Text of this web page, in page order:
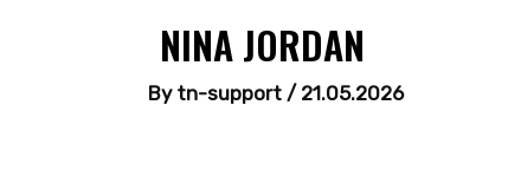
NINA JORDAN
By tn-support / 21.05.2026